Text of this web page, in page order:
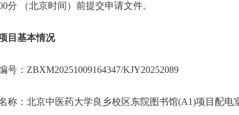
分 （北京时间）前提交申请文件。
目基本情况
号：ZBXM20251009164347/KJY20252089
称：北京中医药大学良乡校区东院图书馆(A1)项目配